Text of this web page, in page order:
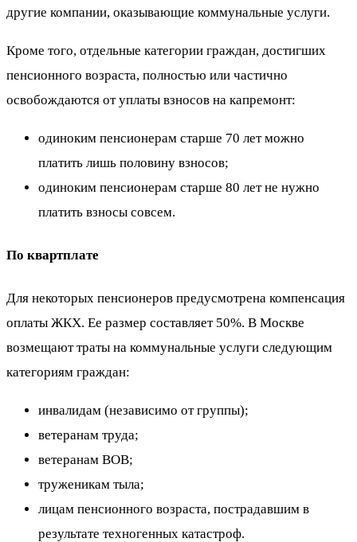
другие компании, оказывающие коммунальные услуги.
Кроме того, отдельные категории граждан, достигших
пенсионного возраста, полностью или частично
освобождаются от уплаты взносов на капремонт:
одиноким пенсионерам старше 70 лет можно
платить лишь половину взносов;
одиноким пенсионерам старше 80 лет не нужно
платить взносы совсем.
По квартплате
Для некоторых пенсионеров предусмотрена компенсация
оплаты ЖКХ. Ее размер составляет 50%. В Москве
возмещают траты на коммунальные услуги следующим
категориям граждан:
инвалидам (независимо от группы);
ветеранам труда;
ветеранам ВОВ;
труженикам тыла;
лицам пенсионного возраста, пострадавшим в
результате техногенных катастроф.